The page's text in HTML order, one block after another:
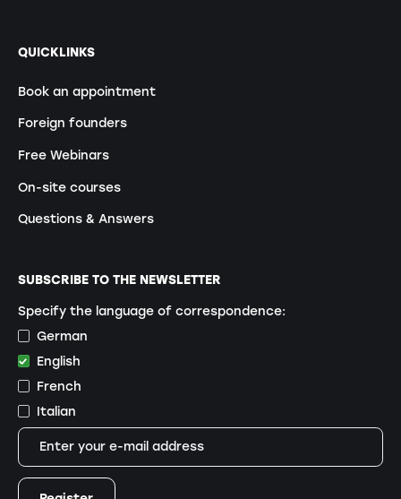
QUICKLINKS
Book an appointment
Foreign founders
Free Webinars
On-site courses
Questions & Answers
SUBSCRIBE TO THE NEWSLETTER
Specify the language of correspondence:
German
English
French
Italian